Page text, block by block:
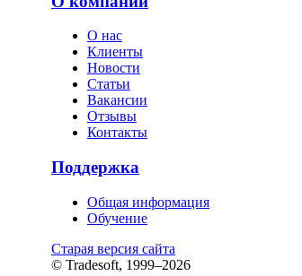
О нас
Клиенты
Новости
Статьи
Вакансии
Отзывы
Контакты
Поддержка
Общая информация
Обучение
Старая версия сайта
© Tradesoft, 1999–2026